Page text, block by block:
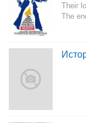
Their
The